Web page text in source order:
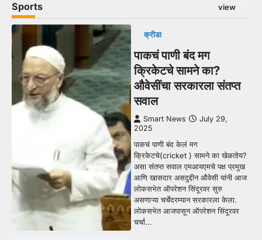
Sports view
क्रीडा
पाकचं पाणी बंद मग
क्रिकेटचे सामने का?
औवेसींचा सरकारला संतप्त
सवाल
Smart News
July 29,
2025
पाकचं पाणी बंद केलं मग
क्रिकेटचे(cricket ) सामने का खेळतोय?
असा संतप्त सवाल एमआयएमचे पक्ष प्रमुख
आणि खासदार असदुद्दीन औवेसी यांनी आज
लोकसभेत ऑपरेशन सिंदूरवर सुरु
असणाऱ्या चर्चेदरम्यान सरकारला केला.
लोकसभेत आजपासून ऑपरेशन सिंदूरवर
चर्चा…